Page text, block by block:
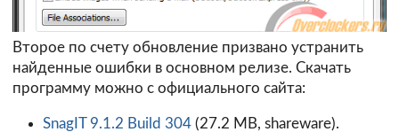
Второе по счету обновление призвано устранить
найденные ошибки в основном релизе. Скачать
программу можно с официального сайта:
SnagIT 9.1.2 Build 304(27.2 MB, shareware).